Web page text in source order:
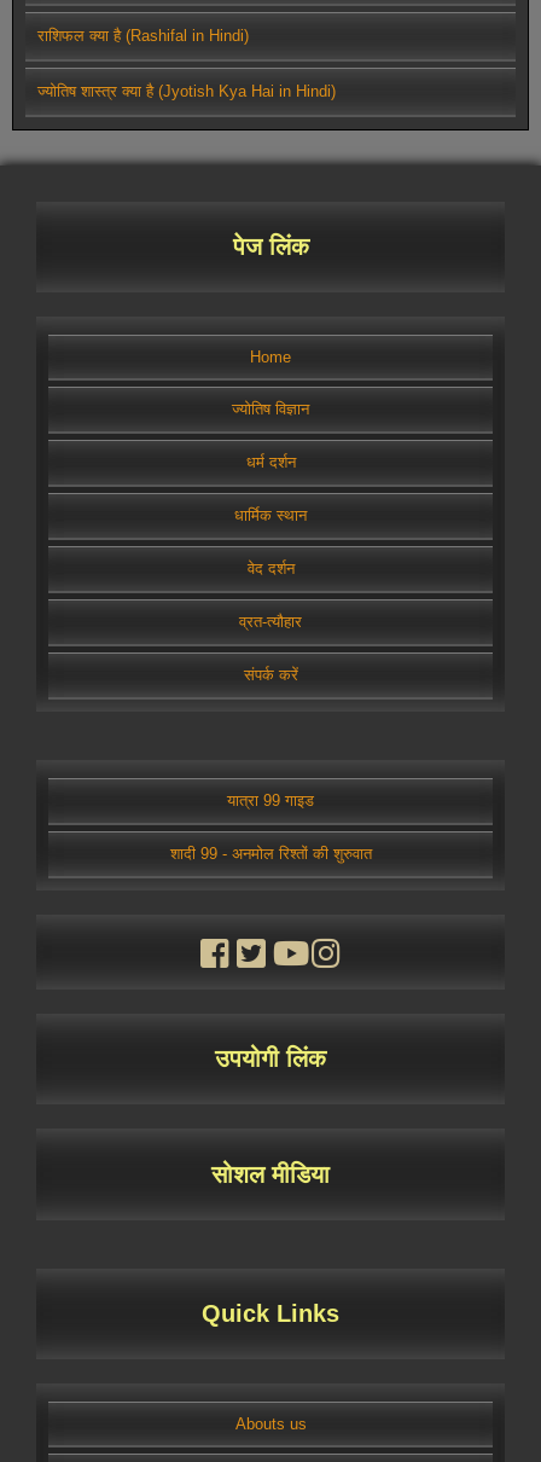
राशिफल क्या है (Rashifal in Hindi)
ज्योतिष शास्त्र क्या है (Jyotish Kya Hai in Hindi)
पेज लिंक
Home
ज्योतिष विज्ञान
धर्म दर्शन
धार्मिक स्थान
वेद दर्शन
व्रत-त्यौहार
संपर्क करें
यात्रा 99 गाइड
शादी 99 - अनमोल रिश्तों की शुरुवात
उपयोगी लिंक
सोशल मीडिया
Quick Links
Abouts us